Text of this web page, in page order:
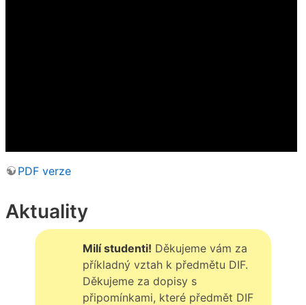
PDF verze
Aktuality
Milí studenti! Děkujeme vám za
příkladný vztah k předmětu DIF.
Děkujeme za dopisy s
připomínkami, které předmět DIF